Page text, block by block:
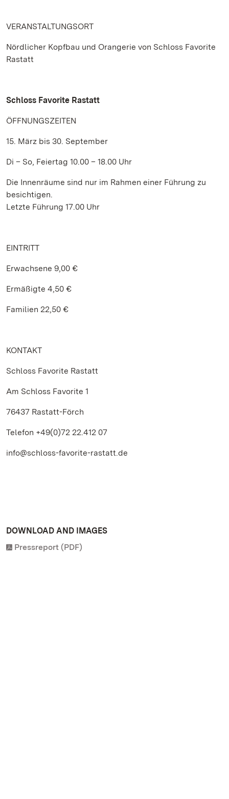
VERANSTALTUNGSORT
Nördlicher Kopfbau und Orangerie von Schloss Favorite
Rastatt
Schloss Favorite Rastatt
ÖFFNUNGSZEITEN
15. März bis 30. September
Di – So, Feiertag 10.00 – 18.00 Uhr
Die Innenräume sind nur im Rahmen einer Führung zu
besichtigen.
Letzte Führung 17.00 Uhr
EINTRITT
Erwachsene 9,00 €
Ermäßigte 4,50 €
Familien 22,50 €
KONTAKT
Schloss Favorite Rastatt
Am Schloss Favorite 1
76437 Rastatt-Förch
Telefon +49(0)72 22.412 07
info@schloss-favorite-rastatt.de
DOWNLOAD AND IMAGES
Pressreport (PDF)